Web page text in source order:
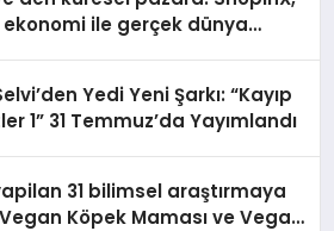
ile gerçek dünya
Yedi Yeni Şarkı: “Kayıp
1” 31 Temmuz’da Yayımlandı
31 bilimsel araştırmaya
Köpek Maması ve Vegan